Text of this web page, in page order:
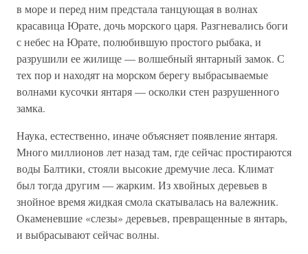
в море и перед ним предстала танцующая в волнах
красавица Юрате, дочь морского царя. Разгневались боги
с небес на Юрате, полюбившую простого рыбака, и
разрушили ее жилище — волшебный янтарный замок. С
тех пор и находят на морском берегу выбрасываемые
волнами кусочки янтаря — осколки стен разрушенного
замка.
Наука, естественно, иначе объясняет появление янтаря.
Много миллионов лет назад там, где сейчас простираются
воды Балтики, стояли высокие дремучие леса. Климат
был тогда другим — жарким. Из хвойных деревьев в
знойное время жидкая смола скатывалась на валежник.
Окаменевшие «слезы» деревьев, превращенные в янтарь,
и выбрасывают сейчас волны.